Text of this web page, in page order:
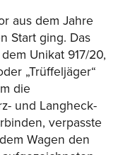
aus dem Jahre
Start ging. Das
Unikat 917/20,
„Trüffeljäger“
die
und Langheck-
verpasste
Wagen den